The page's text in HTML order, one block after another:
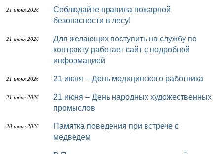
21 июня 2026
Соблюдайте правила пожарной
безопасности в лесу!
21 июня 2026
Для желающих поступить на службу по
контракту работает сайт с подробной
информацией
21 июня 2026 21 июня – День медицинского работника
21 июня 2026
21 июня – День народных художественных
промыслов
20 июня 2026
Памятка поведения при встрече с
медведем